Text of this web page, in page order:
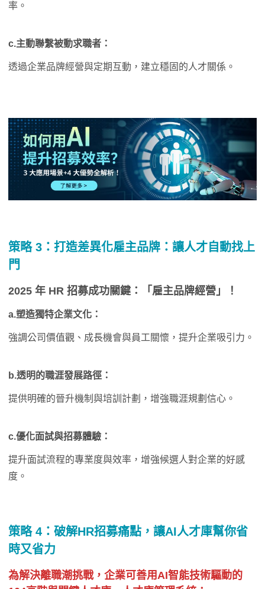
率。
c.主動聯繫被動求職者：
透過企業品牌經營與定期互動，建立穩固的人才關係。
策略 3： 打造差異化雇主品牌： 讓人才自動找上
門
2025 年 HR 招募成功關鍵：「雇主品牌經營」！
a.塑造獨特企業文化：
強調公司價值觀、成長機會與員工關懷，提升企業吸引力。
b.透明的職涯發展路徑：
提供明確的晉升機制與培訓計劃，增強職涯規劃信心。
c.優化面試與招募體驗：
提升面試流程的專業度與效率，增強候選人對企業的好感
度。
策略 4： 破解HR招募痛點，讓AI人才庫幫你省
時又省力
為解決離職潮挑戰，企業可善用AI智能技術驅動的